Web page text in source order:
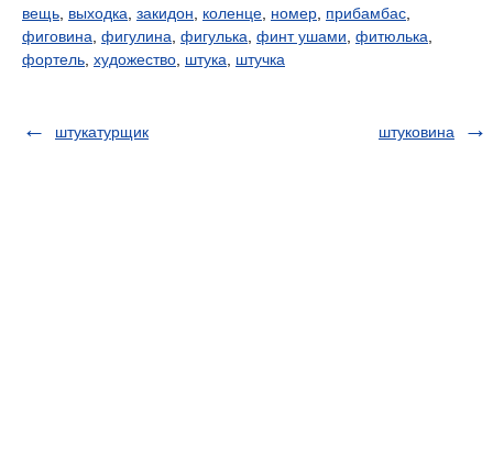
вещь выходка закидон коленце номер прибамбас
фиговина фигулина фигулька финт ушами фитюлька
фортель художество штука штучка
штукатурщик штуковина